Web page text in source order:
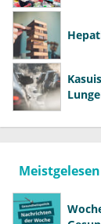
Meistgelesen